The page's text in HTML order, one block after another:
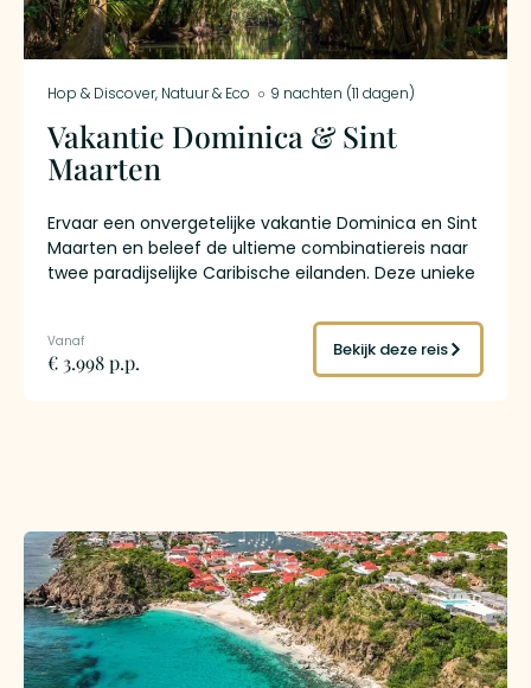
Hop & Discover, Natuur & Eco 9 nachten (11 dagen)
Vakantie Dominica & Sint
Maarten
Ervaar een onvergetelijke vakantie Dominica en Sint
Maarten en beleef de ultieme combinatiereis naar
twee paradijselijke Caribische eilanden. Deze unieke
met de levendige cultuur en de prachtige stranden
van Sint Maarten.
€ 3.998 p.p.
Bekijk deze reis